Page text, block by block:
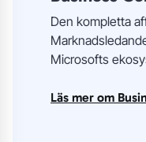
Den kompletta
Microsofts
Läs mer om